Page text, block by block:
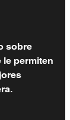
sobre
le permiten